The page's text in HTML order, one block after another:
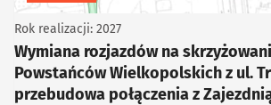
Wymiana rozjazdów na
Powstańców Wielkopolskich z ul.
przebudowa połączenia z
Rok realizacji: 2027